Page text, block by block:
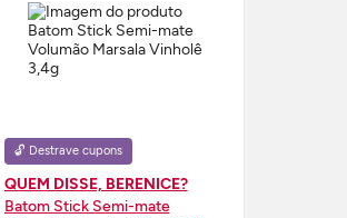
🔓 Destrave cupons
QUEM DISSE, BERENICE?
Batom Stick Semi-mate